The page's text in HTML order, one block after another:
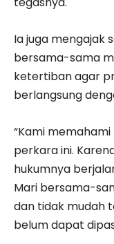
Ia juga mengajak
bersama-sama
ketertiban agar
berlangsung
“Kami
perkara ini.
hukumnya
Mari bersama-
dan tidak mudah
belum dapat